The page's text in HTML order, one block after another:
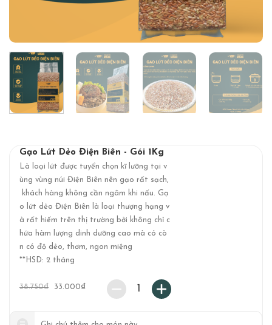
Gạo Lứt Dẻo Điện Biên - Gói 1Kg
Là loại lứt được tuyển chọn kĩ lưỡng tại v
ùng vùng núi Điện Biên nên gạo rất sạch,
khách hàng không cần ngâm khi nấu. Gạ
o lứt dẻo Điện Biên là loại thượng hạng v
à rất hiếm trên thị trường bởi không chỉ c
hứa hàm lượng dinh dưỡng cao mà có cò
n có độ dẻo, thơm, ngon miệng
**HSD: 2 tháng
38.750₫ 33.000₫ 1